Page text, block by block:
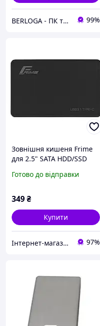
BERLOGA - ПК та комплектуючі 99%
Зовнішня кишеня Frime
для 2.5" SATA HDD/SSD
Black (FHE10.25U31)
Готово до відправки
349₴
Купити
Інтернет-магазин "SP Shop" (комплектуючі та аксесуари для телефонів) 97%